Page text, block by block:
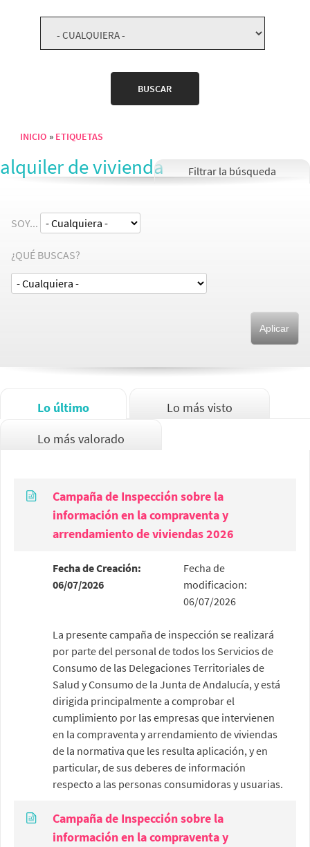
Sobrescribir enlaces de ayuda a la navegación
INICIO ETIQUETAS
alquiler de vivienda
SOY...
¿QUÉ BUSCAS?
Lo último Lo más visto
Lo más valorado
Campaña de Inspección sobre la
información en la compraventa y
arrendamiento de viviendas 2026
Fecha de Creación:
06/07/2026
Fecha de
modificacion:
06/07/2026
La presente campaña de inspección se realizará
por parte del personal de todos los Servicios de
Consumo de las Delegaciones Territoriales de
Salud y Consumo de la Junta de Andalucía, y está
dirigida principalmente a comprobar el
cumplimiento por las empresas que intervienen
en la compraventa y arrendamiento de viviendas
de la normativa que les resulta aplicación, y en
particular, de sus deberes de información
respecto a las personas consumidoras y usuarias.
Campaña de Inspección sobre la
información en la compraventa y